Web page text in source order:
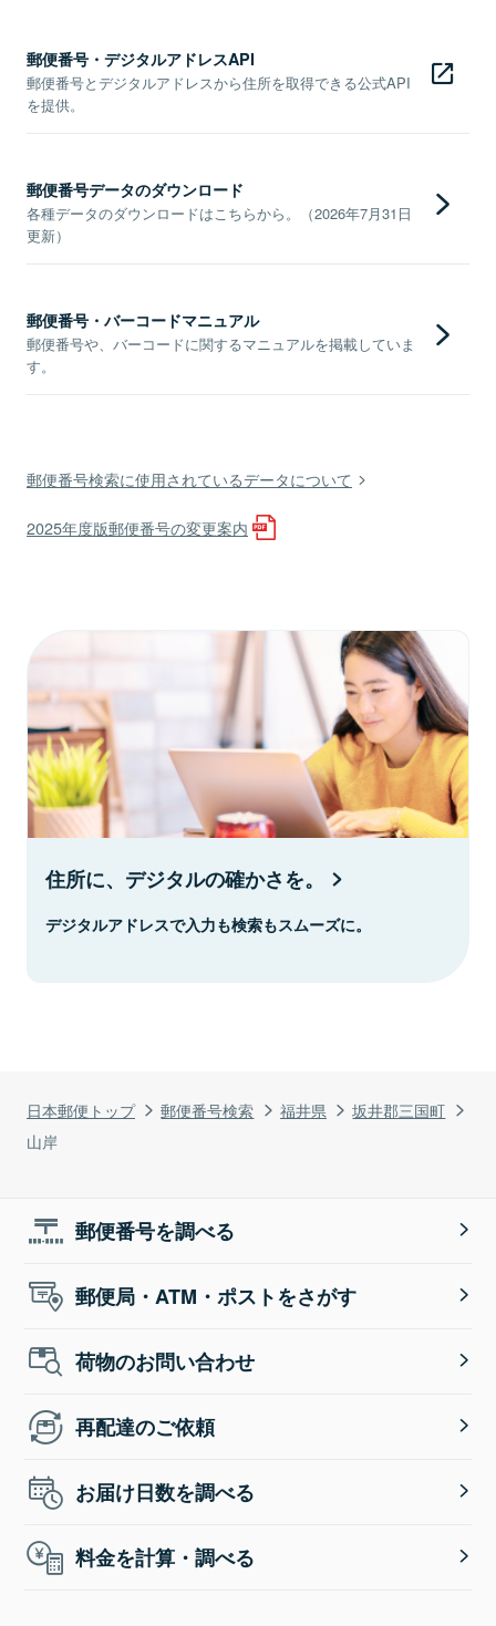
日本郵便トップ 郵便番号検索 福井県
坂井郡三国町
山岸
郵便番号・デジタルアドレスAPI
郵便番号とデジタルアドレスから住所を取得できる公式API
を提供。
郵便番号データのダウンロード
各種データのダウンロードはこちらから。（2026年7月31日
更新）
郵便番号・バーコードマニュアル
郵便番号や、バーコードに関するマニュアルを掲載していま
す。
郵便番号検索に使用されているデータについて
2025年度版郵便番号の変更案内
住所に、デジタルの確かさを。
デジタルアドレスで入力も検索もスムーズに。
郵便番号を調べる
郵便局・ATM・ポストをさがす
荷物のお問い合わせ
再配達のご依頼
お届け日数を調べる
料金を計算・調べる